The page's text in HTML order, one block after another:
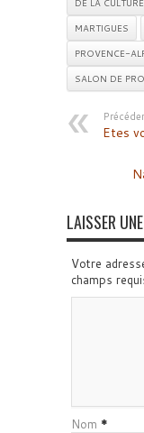
DE LA CULTURE
MARTIGUES
PROVENCE-
SALON DE
Etes
LAISSER
Votre
champs
Nom *